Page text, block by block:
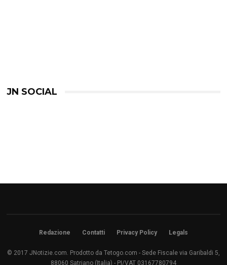
JN SOCIAL
Redazione Contatti Privacy Policy Legals
© 2017 JNotizie.com. Prodotto da Tetogo.com - Sede Fiscale via Garibaldi 5,
88060 Satriano (Italia) - PI/VAT 03167780794